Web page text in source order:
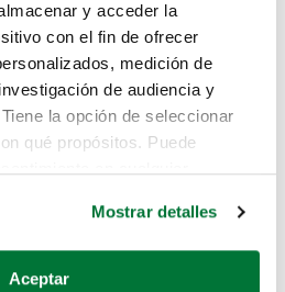
y acceder la
con el fin de ofrecer
medición de
de audiencia y
la opción de seleccionar
qué propósitos. Puede
Mostrar detalles
Aceptar
sabemos como
hasta aquí.
el coche que estás
estos enlaces: